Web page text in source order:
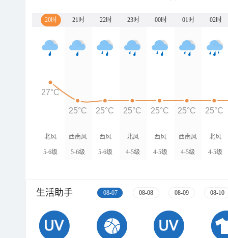
20时 21时 22时 23时 00时 01时 02时
北风
5-6级
西南风
5-6级
西风
5-6级
北风
4-5级
西风
4-5级
西南风
4-5级
北风
4-5级
27°C
25°C 25°C 25°C 25°C 25°C 25°C
生活助手 08-07 08-08 08-09 08-10